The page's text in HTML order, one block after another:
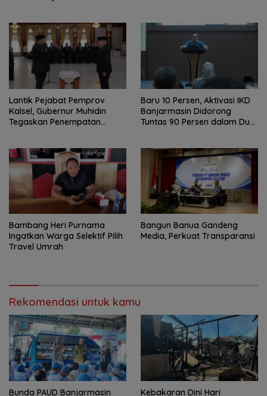
Lantik Pejabat Pemprov
Kalsel, Gubernur Muhidin
Tegaskan Penempatan
Baru 10 Persen, Aktivasi IKD
Banjarmasin Didorong
Tuntas 90 Persen dalam Dua
Bambang Heri Purnama
Ingatkan Warga Selektif Pilih
Travel Umrah
Bangun Banua Gandeng
Media, Perkuat Transparansi
Rekomendasi untuk kamu
Bunda PAUD Banjarmasin
Kebakaran Dini Hari